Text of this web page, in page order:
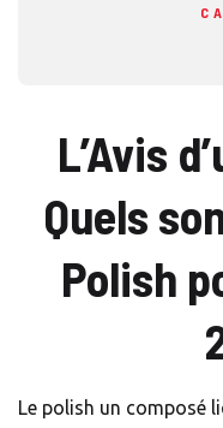
L’Avis
Quels
Polish
Le polish un composé